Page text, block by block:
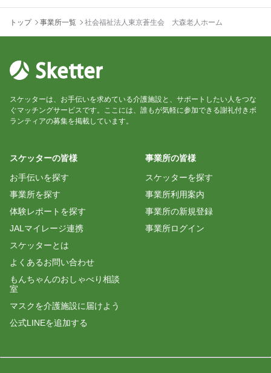
トップ 事業所一覧 社会福祉法人東京蒼生会 大森老人ホーム
スケッターは、お手伝いを求めている介護施設と、サポートしたい人をつな
ぐマッチングサービスです。ここには、誰もが気軽に参加できる謝礼付きボ
ランティアの募集を掲載しています。
スケッターの皆様
お手伝いを探す
事業所を探す
体験レポートを探す
JALマイレージ連携
スケッターとは
よくあるお問い合わせ
もんちゃんのおしゃべり相談
室
マスクを介護施設に届けよう
公式LINEを追加する
事業所の皆様
スケッターを探す
事業所利用案内
事業所の新規登録
事業所ログイン